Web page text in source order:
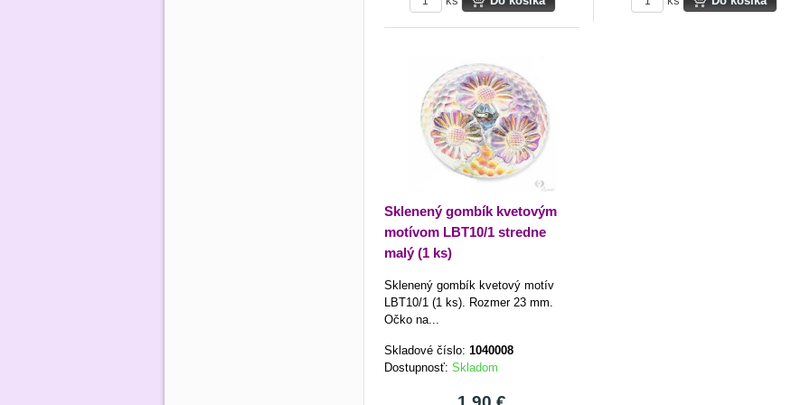
Sklenený gombík kvetovým
motívom LBT10/1 stredne
malý (1 ks)
Sklenený gombík kvetový motív
LBT10/1 (1 ks). Rozmer 23 mm.
Očko na...
Skladové číslo:1040008
Dostupnosť:Skladom